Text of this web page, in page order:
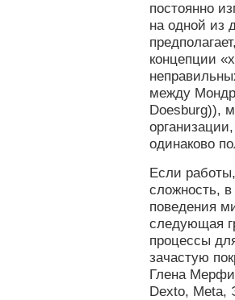
постоянно
на одной из
концепции
между
Doesburg)),
одинаково
Если
сложность,
поведения
следующая
процессы
зачастую
Глена
Dexto, Meta,